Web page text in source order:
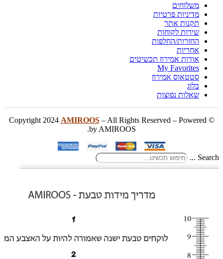
משלוחים
מדיניות פרטיות
תקנות אתר
שירות לקוחות
החזרות/החלפות
אחריות
אודות אמירוז תכשיטים
My Favorites
סטטאוס אמירוז
בלוג
שאלות נפוצות
© Copyright 2024
AMIROOS– All Rights Reserved – Powered
by AMIROOS.
Search ...